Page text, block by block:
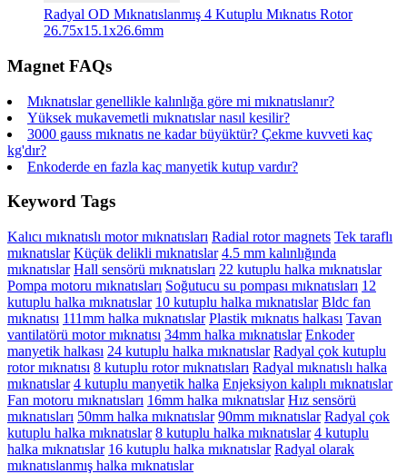
Radyal OD Mıknatıslanmış 4 Kutuplu Mıknatıs Rotor
26.75x15.1x26.6mm
Magnet FAQs
Mıknatıslar genellikle kalınlığa göre mi mıknatıslanır?
Yüksek mukavemetli mıknatıslar nasıl kesilir?
3000 gauss mıknatıs ne kadar büyüktür? Çekme kuvveti kaç
kg'dır?
Enkoderde en fazla kaç manyetik kutup vardır?
Keyword Tags
Kalıcı mıknatıslı motor mıknatısları Radial rotor magnets Tek taraflı
mıknatıslar Küçük delikli mıknatıslar 4.5 mm kalınlığında
mıknatıslar Hall sensörü mıknatısları 22 kutuplu halka mıknatıslar
Pompa motoru mıknatısları Soğutucu su pompası mıknatısları 12
kutuplu halka mıknatıslar 10 kutuplu halka mıknatıslar Bldc fan
mıknatısı 111mm halka mıknatıslar Plastik mıknatıs halkası Tavan
vantilatörü motor mıknatısı 34mm halka mıknatıslar Enkoder
manyetik halkası 24 kutuplu halka mıknatıslar Radyal çok kutuplu
rotor mıknatısı 8 kutuplu rotor mıknatısları Radyal mıknatıslı halka
mıknatıslar 4 kutuplu manyetik halka Enjeksiyon kalıplı mıknatıslar
Fan motoru mıknatısları 16mm halka mıknatıslar Hız sensörü
mıknatısları 50mm halka mıknatıslar 90mm mıknatıslar Radyal çok
kutuplu halka mıknatıslar 8 kutuplu halka mıknatıslar 4 kutuplu
halka mıknatıslar 16 kutuplu halka mıknatıslar Radyal olarak
mıknatıslanmış halka mıknatıslar